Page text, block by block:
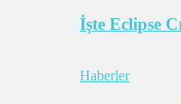
İşte Eclipse
Haberler